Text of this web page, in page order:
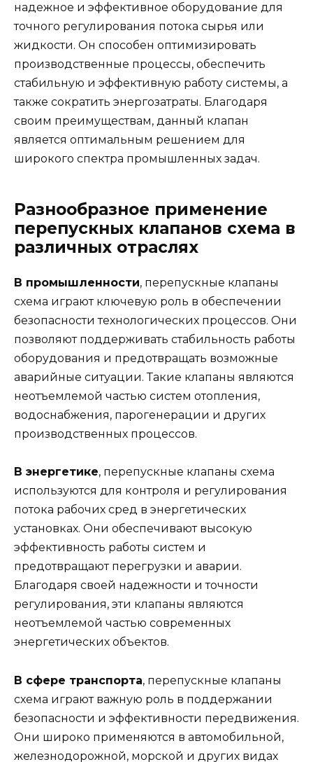
надежное и эффективное оборудование для
точного регулирования потока сырья или
жидкости. Он способен оптимизировать
производственные процессы, обеспечить
стабильную и эффективную работу системы, а
также сократить энергозатраты. Благодаря
своим преимуществам, данный клапан
является оптимальным решением для
широкого спектра промышленных задач.
Разнообразное применение
перепускных клапанов схема в
различных отраслях
В промышленности, перепускные клапаны
схема играют ключевую роль в обеспечении
безопасности технологических процессов. Они
позволяют поддерживать стабильность работы
оборудования и предотвращать возможные
аварийные ситуации. Такие клапаны являются
неотъемлемой частью систем отопления,
водоснабжения, парогенерации и других
производственных процессов.
В энергетике, перепускные клапаны схема
используются для контроля и регулирования
потока рабочих сред в энергетических
установках. Они обеспечивают высокую
эффективность работы систем и
предотвращают перегрузки и аварии.
Благодаря своей надежности и точности
регулирования, эти клапаны являются
неотъемлемой частью современных
энергетических объектов.
В сфере транспорта, перепускные клапаны
схема играют важную роль в поддержании
безопасности и эффективности передвижения.
Они широко применяются в автомобильной,
железнодорожной, морской и других видах